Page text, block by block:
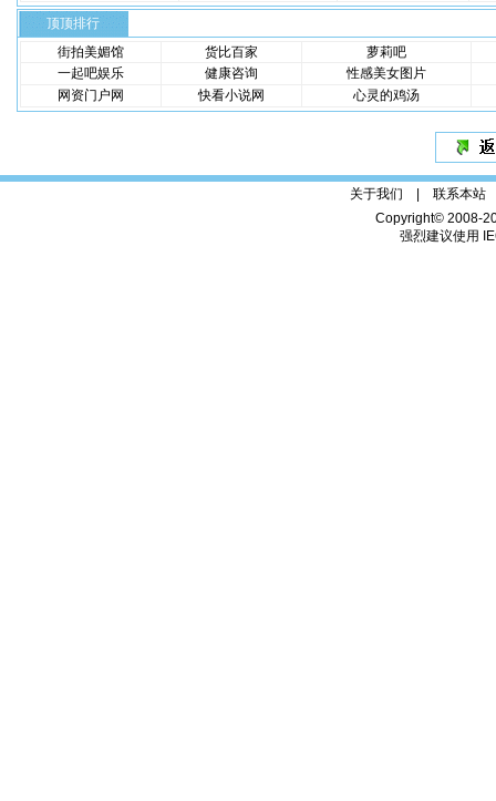
顶顶排行
街拍美媚馆
货比百家
萝莉吧
一起吧娱乐
健康咨询
性感美女图片
网资门户网
快看小说网 心灵的鸡汤
关于我们 | 联系本站
Copyright© 2008-
强烈建议使用